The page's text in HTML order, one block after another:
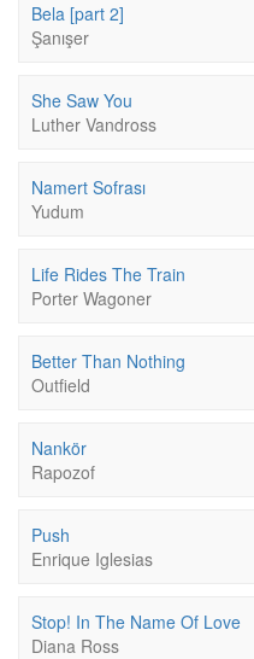
Bela [part 2]
Şanışer
She Saw You
Luther Vandross
Namert Sofrası
Yudum
Life Rides The Train
Porter Wagoner
Better Than Nothing
Outfield
Nankör
Rapozof
Push
Enrique Iglesias
Stop! In The Name Of Love
Diana Ross